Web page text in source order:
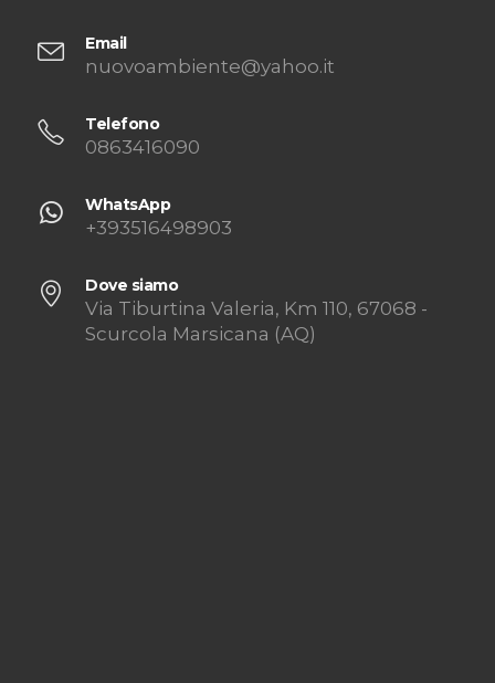
Email
nuovoambiente@yahoo.it
Telefono
0863416090
WhatsApp
+393516498903
Dove siamo
Via Tiburtina Valeria, Km 110, 67068 -
Scurcola Marsicana (AQ)